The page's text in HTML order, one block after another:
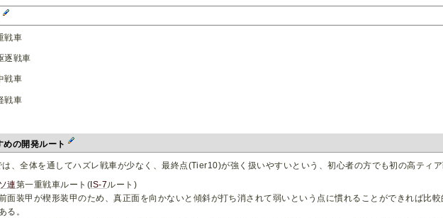
戦車
逐戦車
戦車
戦車
めの開発ルート
は、全体を通してハズレ戦車が少なく、最終点(Tier10)が強く扱いやすいという、初心者の方でも初の高ティ
ソ連第一重戦車ルート( IS-7ルート)
面装甲が楔形装甲のため、真正面を向かないと傾斜が打ち消されて弱いという点に慣れることができれば比
る。